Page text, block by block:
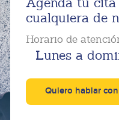
cualquiera de
Horario de
Lunes a
Quiero hablar